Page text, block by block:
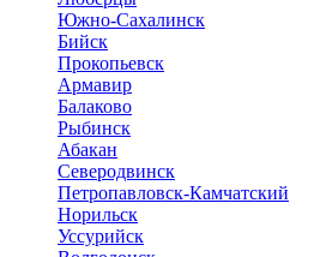
Южно-Сахалинск
Бийск
Прокопьевск
Армавир
Балаково
Рыбинск
Абакан
Северодвинск
Петропавловск-Камчатский
Норильск
Уссурийск